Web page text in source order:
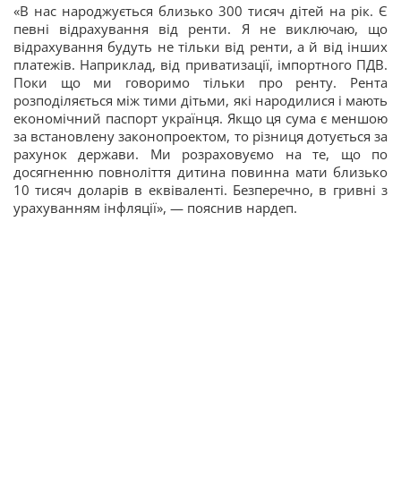
«В нас народжується близько 300 тисяч дітей на рік. Є
певні відрахування від ренти. Я не виключаю, що
відрахування будуть не тільки від ренти, а й від інших
платежів. Наприклад, від приватизації, імпортного ПДВ.
Поки що ми говоримо тільки про ренту. Рента
розподіляється між тими дітьми, які народилися і мають
економічний паспорт українця. Якщо ця сума є меншою
за встановлену законопроектом, то різниця дотується за
рахунок держави. Ми розраховуємо на те, що по
досягненню повноліття дитина повинна мати близько
10 тисяч доларів в еквіваленті. Безперечно, в гривні з
урахуванням інфляції», — пояснив нардеп.